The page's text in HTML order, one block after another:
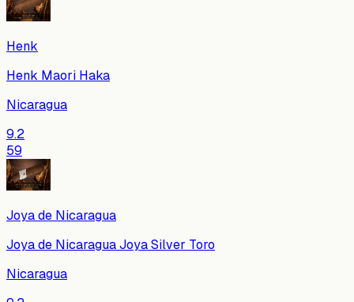
Henk
Henk Maori Haka
Nicaragua
9.2
59
Joya de Nicaragua
Joya de Nicaragua Joya Silver Toro
Nicaragua